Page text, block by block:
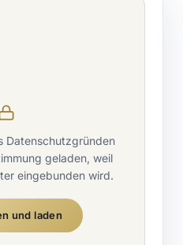
Datenschutzgründen
geladen, weil
eingebunden wird.
und laden